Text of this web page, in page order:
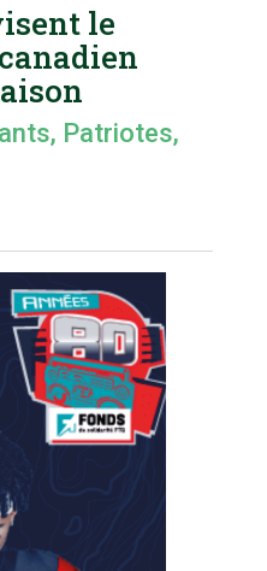
le
, Patriotes,